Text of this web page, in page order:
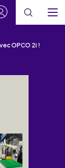
OPCO 2i !